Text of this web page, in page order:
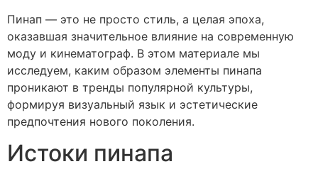
Пинап — это не просто стиль, а целая эпоха,
оказавшая значительное влияние на современную
моду и кинематограф. В этом материале мы
исследуем, каким образом элементы пинапа
проникают в тренды популярной культуры,
формируя визуальный язык и эстетические
предпочтения нового поколения.
Истоки пинапа